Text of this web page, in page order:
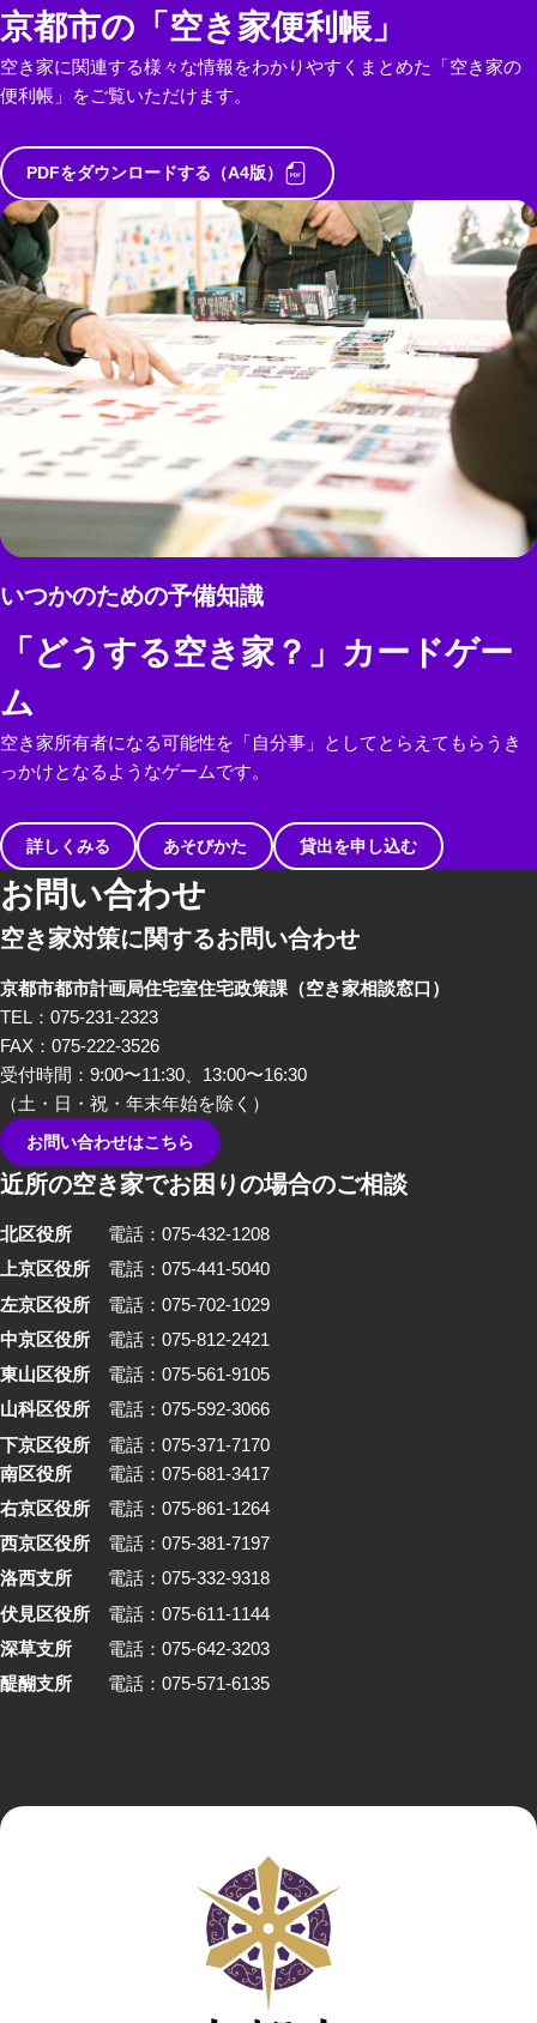
京都市の「空き家便利帳」
空き家に関連する様々な情報をわかりやすくまとめた「空き家の
便利帳」をご覧いただけます。
PDFをダウンロードする（A4版）
いつかのための予備知識
「どうする空き家？」カードゲー
ム
空き家所有者になる可能性を「自分事」としてとらえてもらうき
っかけとなるようなゲームです。
詳しくみる あそびかた 貸出を申し込む
お問い合わせ
空き家対策に関するお問い合わせ
京都市都市計画局住宅室住宅政策課 （空き家相談窓口）
TEL：075-231-2323
FAX：075-222-3526
受付時間：9:00〜11:30、13:00〜16:30
（土・日・祝・年末年始を除く）
お問い合わせはこちら
近所の空き家でお困りの場合のご相談
北区役所
電話：075-432-1208
上京区役所
電話：075-441-5040
左京区役所
電話：075-702-1029
中京区役所
電話：075-812-2421
東山区役所
電話：075-561-9105
山科区役所
電話：075-592-3066
下京区役所
電話：075-371-7170
南区役所
電話：075-681-3417
右京区役所
電話：075-861-1264
西京区役所
電話：075-381-7197
洛西支所
電話：075-332-9318
伏見区役所
電話：075-611-1144
深草支所
電話：075-642-3203
醍醐支所
電話：075-571-6135